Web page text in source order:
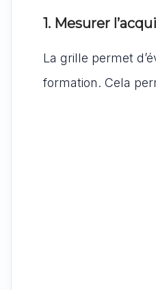
1. Mesurer
La grille permet
formation. Cela